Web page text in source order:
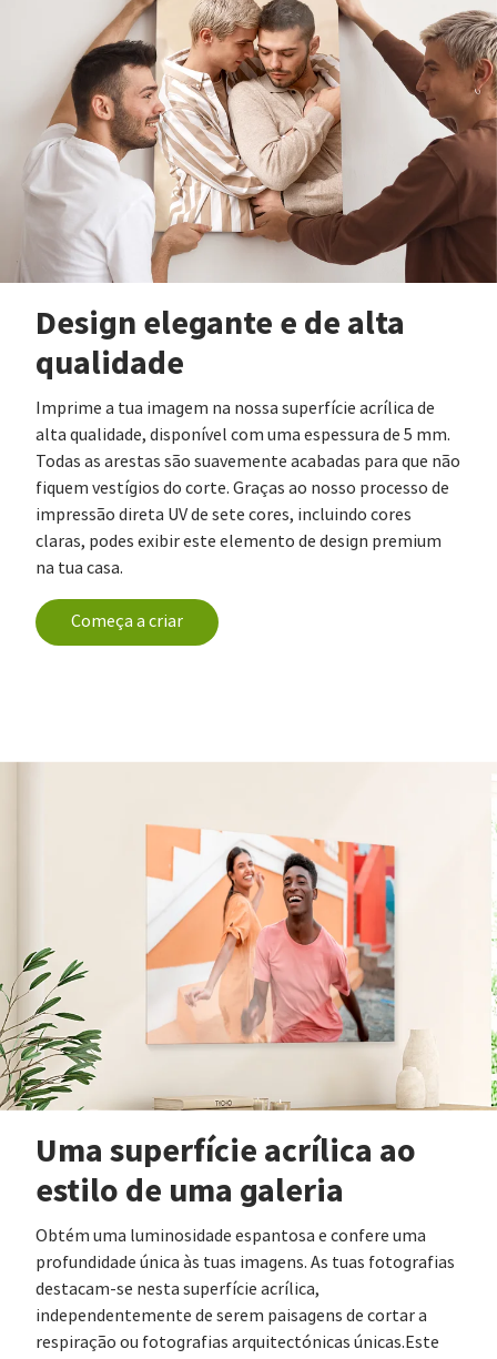
Design elegante e de alta
qualidade
Imprime a tua imagem na nossa superfície acrílica de
alta qualidade, disponível com uma espessura de 5 mm.
Todas as arestas são suavemente acabadas para que não
fiquem vestígios do corte. Graças ao nosso processo de
impressão direta UV de sete cores, incluindo cores
claras, podes exibir este elemento de design premium
na tua casa.
Começa a criar
Uma superfície acrílica ao
estilo de uma galeria
Obtém uma luminosidade espantosa e confere uma
profundidade única às tuas imagens. As tuas fotografias
destacam-se nesta superfície acrílica,
independentemente de serem paisagens de cortar a
respiração ou fotografias arquitectónicas únicas.Este